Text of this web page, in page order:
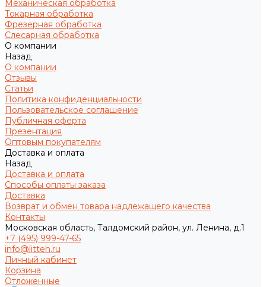
Механическая обработка
Токарная обработка
Фрезерная обработка
Слесарная обработка
О компании
Назад
О компании
Отзывы
Статьи
Политика конфиденциальности
Пользовательское соглашение
Публичная оферта
Презентация
Оптовым покупателям
Доставка и оплата
Назад
Доставка и оплата
Способы оплаты заказа
Доставка
Возврат и обмен товара надлежащего качества
Контакты
Московская область, Талдомский район, ул. Ленина, д.1
+7 (495) 999-47-65
info@litteh.ru
Личный кабинет
Корзина
Отложенные